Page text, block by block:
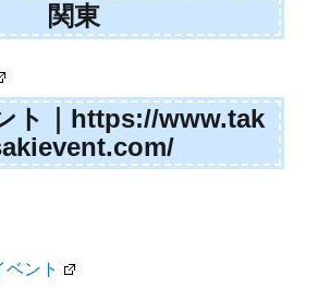
関東
ト｜https://www.tak
ベント